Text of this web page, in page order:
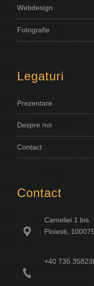
Webdesign
Fotografie
Legaturi
Prezentare
Despre noi
Contact
Contact
Cameliei 1 bis
Ploiesti, 100075
+40 735